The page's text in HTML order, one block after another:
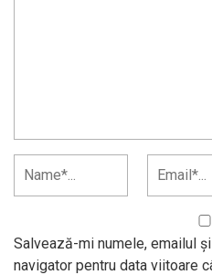
Salvează-mi numele, emailul
navigator pentru data viitoare